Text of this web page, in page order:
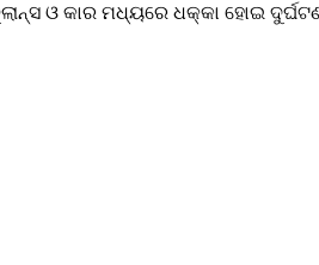
ଓ କାର ମଧ୍ୟରେ ଧକ୍କା ହୋଇ